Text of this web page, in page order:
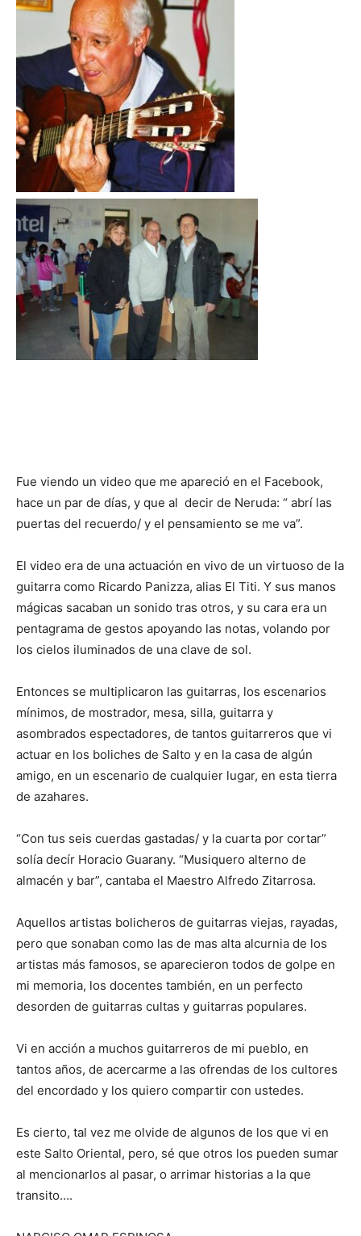
Fue viendo un video que me apareció en el Facebook,
hace un par de días, y que al decir de Neruda: “ abrí las
puertas del recuerdo/ y el pensamiento se me va”.
El video era de una actuación en vivo de un virtuoso de la
guitarra como Ricardo Panizza, alias El Titi. Y sus manos
mágicas sacaban un sonido tras otros, y su cara era un
pentagrama de gestos apoyando las notas, volando por
los cielos iluminados de una clave de sol.
Entonces se multiplicaron las guitarras, los escenarios
mínimos, de mostrador, mesa, silla, guitarra y
asombrados espectadores, de tantos guitarreros que vi
actuar en los boliches de Salto y en la casa de algún
amigo, en un escenario de cualquier lugar, en esta tierra
de azahares.
“Con tus seis cuerdas gastadas/ y la cuarta por cortar”
solía decír Horacio Guarany. “Musiquero alterno de
almacén y bar”, cantaba el Maestro Alfredo Zitarrosa.
Aquellos artistas bolicheros de guitarras viejas, rayadas,
pero que sonaban como las de mas alta alcurnia de los
artistas más famosos, se aparecieron todos de golpe en
mi memoria, los docentes también, en un perfecto
desorden de guitarras cultas y guitarras populares.
Vi en acción a muchos guitarreros de mi pueblo, en
tantos años, de acercarme a las ofrendas de los cultores
del encordado y los quiero compartir con ustedes.
Es cierto, tal vez me olvide de algunos de los que vi en
este Salto Oriental, pero, sé que otros los pueden sumar
al mencionarlos al pasar, o arrimar historias a la que
transito….